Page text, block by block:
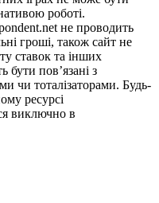
роботі.
не проводить
гроші, також сайт не
ставок та інших
бути пов’язані з
чи тоталізаторами. Будь-
ресурсі
виключно в